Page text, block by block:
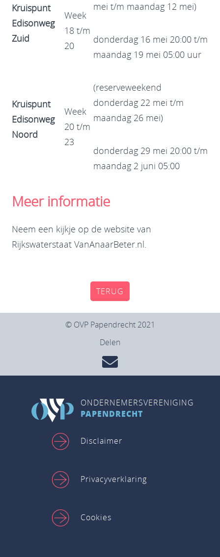
Kruispunt
Edisonweg
Zuid
Kruispunt
Edisonweg
Noord
Week
18 t/m
20
Week
20 t/m
23
mei t/m maandag 12 mei)
donderdag 16 mei 20:00 t/m
maandag 19 mei 05:00 uur
(reserveweekend
donderdag 22 mei t/m
maandag 26 mei)
donderdag 29 mei 20:00 t/m
maandag 2 juni 05:00
Meer informatie
Neem een kijkje op de website van
Rijkswaterstaat VanAnaarBeter.nl.
TERUG
© OVP Papendrecht 2021
Delen
ONDERNEMERSVERENIGING
PAPENDRECHT
Disclaimer
Privacyverklaring
Cookies